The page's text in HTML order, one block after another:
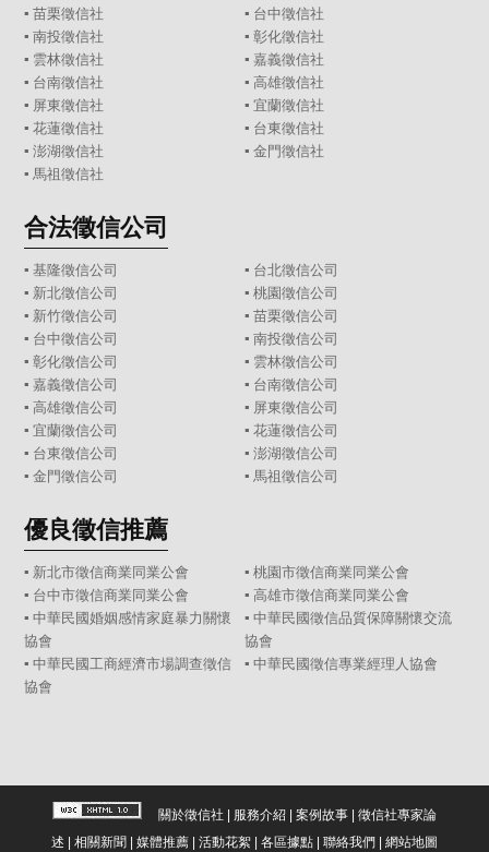
▪苗栗徵信社 ▪ 台中徵信社
▪南投徵信社 ▪ 彰化徵信社
▪ 雲林徵信社 ▪ 嘉義徵信社
▪ 台南徵信社 ▪ 高雄徵信社
▪ 屏東徵信社 ▪ 宜蘭徵信社
▪花蓮徵信社 ▪ 台東徵信社
▪澎湖徵信社 ▪ 金門徵信社
▪ 馬祖徵信社
合法徵信公司
▪基隆徵信公司 ▪ 台北徵信公司
▪ 新北徵信公司 ▪ 桃園徵信公司
▪ 新竹徵信公司 ▪ 苗栗徵信公司
▪ 台中徵信公司 ▪ 南投徵信公司
▪彰化徵信公司 ▪ 雲林徵信公司
▪嘉義徵信公司 ▪ 台南徵信公司
▪高雄徵信公司 ▪ 屏東徵信公司
▪宜蘭徵信公司 ▪ 花蓮徵信公司
▪ 台東徵信公司 ▪ 澎湖徵信公司
▪金門徵信公司 ▪ 馬祖徵信公司
優良徵信推薦
▪ 新北市徵信商業同業公會
▪ 桃園市徵信商業同業公會
▪ 台中市徵信商業同業公會
▪ 高雄市徵信商業同業公會
▪ 中華民國婚姻感情家庭暴力關懷
協會
▪ 中華民國徵信品質保障關懷交流
協會
▪ 中華民國工商經濟市場調查徵信
協會
▪ 中華民國徵信專業經理人協會
關於徵信社 | 服務介紹| 案例故事| 徵信社專家論
述 | 相關新聞 | 媒體推薦| 活動花絮| 各區據點| 聯絡我們| 網站地圖